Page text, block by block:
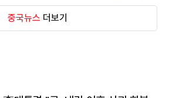
중국뉴스 더보기